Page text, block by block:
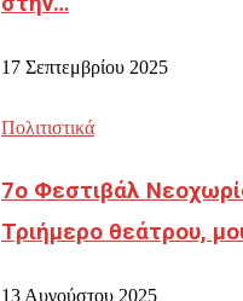
17 Σεπτεμβρίου 2025
Πολιτιστικά
7ο Φεστιβάλ
Τριήμερο θεάτρου,
13 Αυγούστου 2025